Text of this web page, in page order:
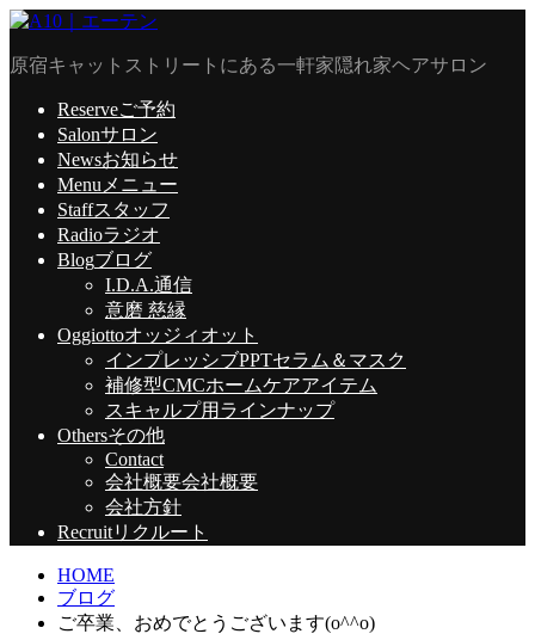
原宿キャットストリートにある一軒家隠れ家ヘアサロン
Reserveご予約
Salonサロン
Newsお知らせ
Menu メニュー
Staffスタッフ
Radioラジオ
Blogブログ
I.D.A.通信
意磨 慈縁
Oggiottoオッジィオット
インプレッシブPPTセラム＆マスク
補修型CMCホームケアアイテム
スキャルプ用ラインナップ
Othersその他
Contact
会社概要会社概要
会社方針
Recruitリクルート
HOME
ブログ
ご卒業、おめでとうございます(o^^o)